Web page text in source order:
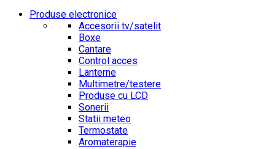
Produse electronice
Accesorii tv/satelit
Boxe
Cantare
Control acces
Lanterne
Multimetre/testere
Produse cu LCD
Sonerii
Statii meteo
Termostate
Aromaterapie